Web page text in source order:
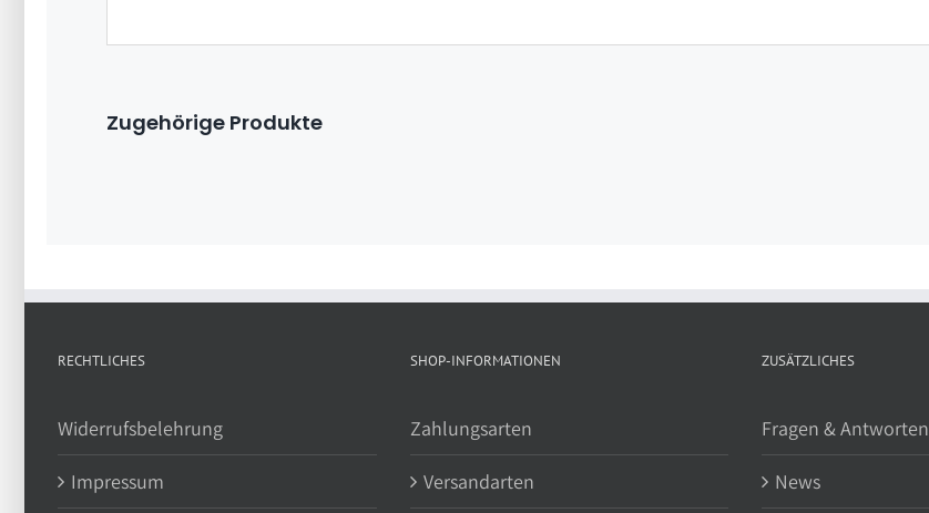
Zugehörige Produkte
RECHTLICHES
Widerrufsbelehrung
Impressum
SHOP-INFORMATIONEN
Zahlungsarten
Versandarten
ZUSÄTZLICHES
Fragen & Antworten
News